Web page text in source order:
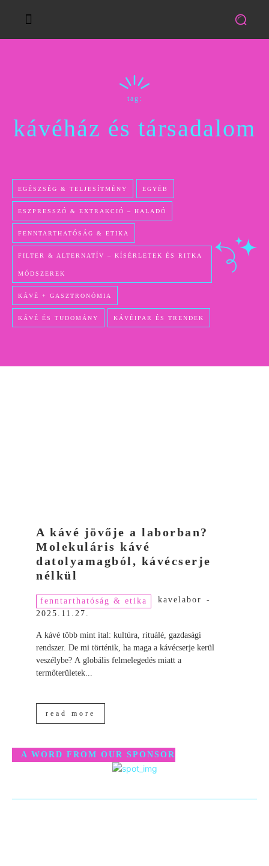
tag:
kávéház és társadalom
EGÉSZSÉG & TELJESÍTMÉNY EGYÉB
ESZPRESSZÓ & EXTRAKCIÓ – HALADÓ
FENNTARTHATÓSÁG & ETIKA
FILTER & ALTERNATÍV – KÍSÉRLETEK ÉS RITKA
MÓDSZEREK
KÁVÉ + GASZTRONÓMIA
KÁVÉ ÉS TUDOMÁNY KÁVÉIPAR ÉS TRENDEK
A kávé jövője a laborban?
Molekuláris kávé
datolyamagból, kávécserje
nélkül
fenntarthatóság & etika kavelabor
-
2025.11.27.
A kávé több mint ital: kultúra, rituálé, gazdasági
rendszer. De mi történik, ha maga a kávécserje kerül
veszélybe? A globális felmelegedés miatt a
termőterületek...
read more
A WORD FROM OUR SPONSOR